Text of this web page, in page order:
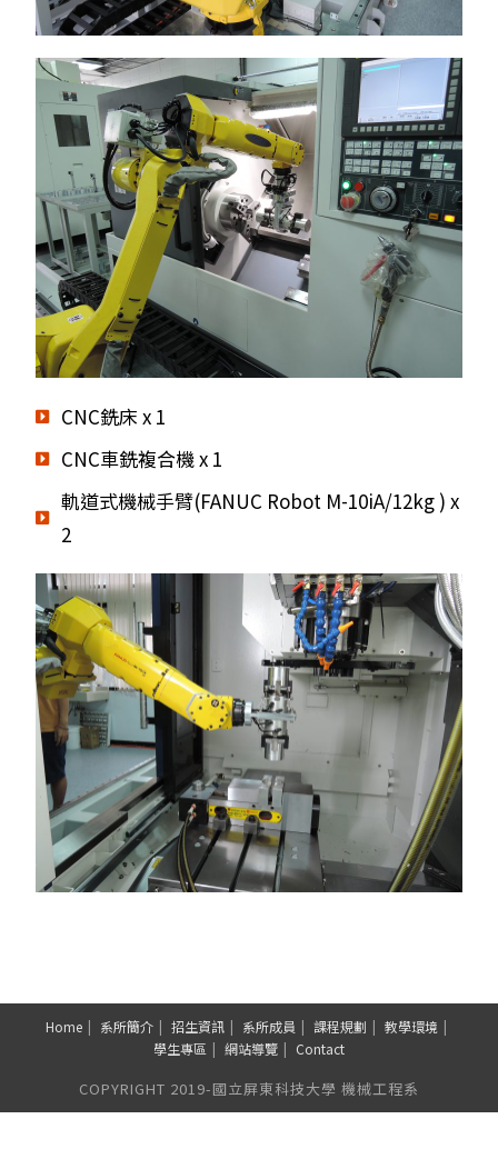
CNC銑床 x 1
CNC車銑複合機 x 1
軌道式機械手臂(FANUC Robot M-10iA/12kg ) x
2
Home 系所簡介 招生資訊 系所成員 課程規劃
教學環境
學生專區
網站導覽 Contact
COPYRIGHT 2019-國立屏東科技大學 機械工程系